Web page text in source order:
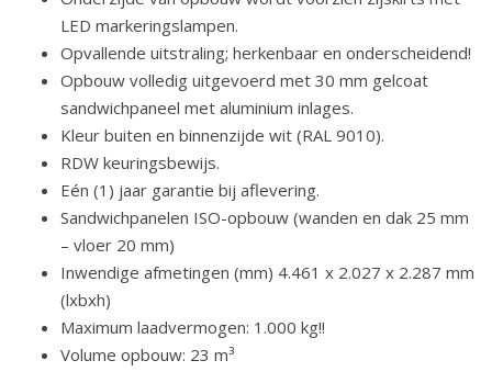
LED markeringslampen.
Opvallende uitstraling; herkenbaar en onderscheidend!
Opbouw volledig uitgevoerd met 30 mm gelcoat
sandwichpaneel met aluminium inlages.
Kleur buiten en binnenzijde wit (RAL 9010).
RDW keuringsbewijs.
Eén (1) jaar garantie bij aflevering.
Sandwichpanelen ISO-opbouw (wanden en dak 25 mm
– vloer 20 mm)
Inwendige afmetingen (mm) 4.461 x 2.027 x 2.287 mm
(lxbxh)
Maximum laadvermogen: 1.000 kg!!
Volume opbouw: 23 m³